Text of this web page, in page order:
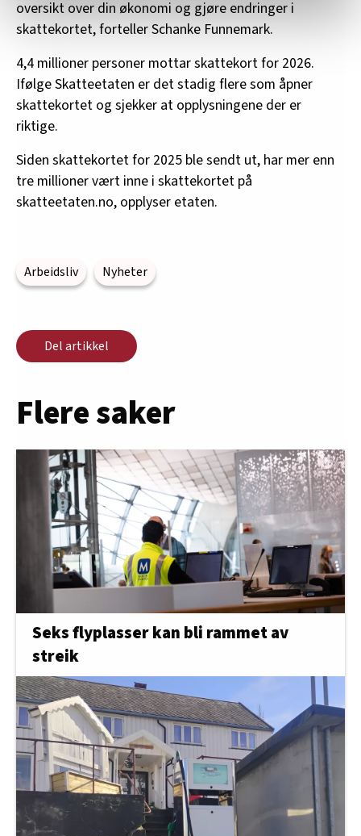
relevant innhold, tilpassede annonser og utarbeide
statistikk.
nettstedet med LO Medias egne samarbeidspartnere
innenfor analyse og annonsering. Disse er angitt i
oversikten lengre ned på denne siden.
oversikt over din økonomi og gjøre endringer i
skattekortet, forteller Schanke Funnemark.
4,4 millioner personer mottar skattekort for 2026.
Ifølge Skatteetaten er det stadig flere som åpner
skattekortet og sjekker at opplysningene der er
riktige.
Siden skattekortet for 2025 ble sendt ut, har mer enn
tre millioner vært inne i skattekortet på
skatteetaten.no, opplyser etaten.
Arbeidsliv Nyheter
Del artikkel
Flere saker
Seks flyplasser kan bli rammet av
streik